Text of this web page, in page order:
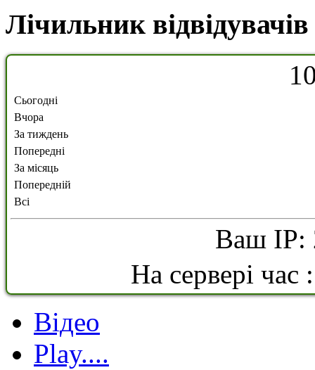
Лічильник відвідувачів
1
Сьогодні
Вчора
За тиждень
Попередні
За місяць
Попередній
Всі
Ваш IP:
На сервері
Відео
Play....